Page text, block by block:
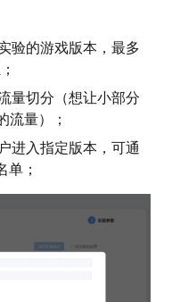
验的游戏版本，最多
量切分（想让小部分
流量）；
进入指定版本，可通
；